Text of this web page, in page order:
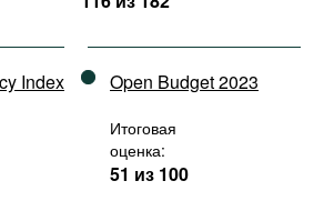
Index
Open Budget 2023
Итоговая
оценка:
51 из 100